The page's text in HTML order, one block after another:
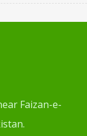
Faizan-e-